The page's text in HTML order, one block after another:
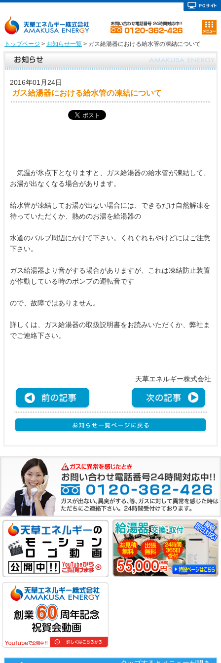
トップページ > お知らせ一覧> ガス給湯器における給水管の凍結について
2016年01月24日
ガス給湯器における給水管の凍結について
気温が氷点下となりますと、ガス給湯器の給水管が凍結して、
お湯が出なくなる場合があります。
給水管が凍結してお湯が出ない場合には、できるだけ自然解凍を
待っていただくか、熱めのお湯を給湯器の
水道のバルブ周辺にかけて下さい。くれぐれもやけどにはご注意
下さい。
ガス給湯器より音がする場合がありますが、これは凍結防止装置
が作動している時のポンプの運転音です
ので、故障ではありません。
詳しくは、ガス給湯器の取扱説明書をお読みいただくか、弊社ま
でご連絡下さい。
天草エネルギー株式会社